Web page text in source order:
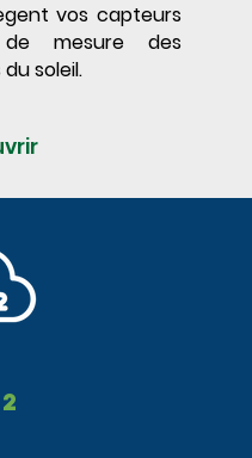
vos capteurs
mesure des
soleil.